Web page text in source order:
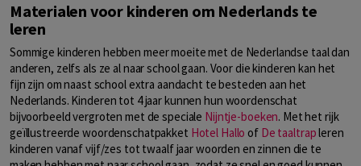
Materialen voor kinderen om Nederlands te
leren
Sommige kinderen hebben meer moeite met de Nederlandse taal dan
anderen, zelfs als ze al naar school gaan. Voor die kinderen kan het
fijn zijn om naast school extra aandacht te besteden aan het
Nederlands. Kinderen tot 4 jaar kunnen hun woordenschat
bijvoorbeeld vergroten met de speciale Nijntje-boeken. Met het rijk
geïllustreerde woordenschatpakket Hotel Hallo of De taaltrapleren
kinderen vanaf vijf/zes tot twaalf jaar woorden en zinnen die te